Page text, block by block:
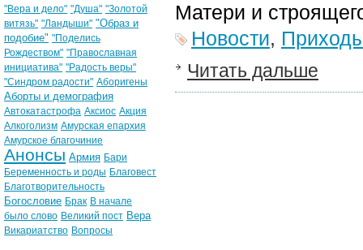
Матери и
Новости,
Читать дальше
"Вера и дело" "Душа" "Золотой
витязь" "Ландыши" "Образ и
подобие" "Поделись
Рождеством" "Православная
инициатива" "Радость веры"
"Синдром радости" Аборигены
Аборты и демография
Автокатастрофа Аксиос Акция
Алкоголизм Амурская епархия
Амурское благочиние
Анонсы Армия Бари
Беременность и роды Благовест
Благотворительность
Богословие Брак В начале
было слово Великий пост Вера
Викариатство Вопросы